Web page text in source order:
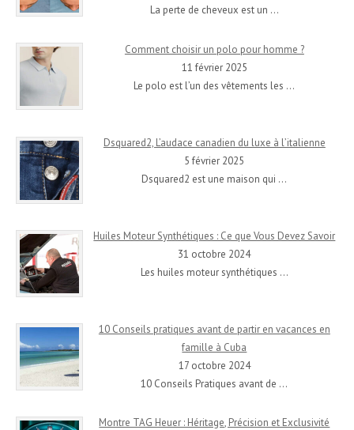
La perte de cheveux est un …
Comment choisir un polo pour homme ?
11 février 2025
Le polo est l’un des vêtements les …
Dsquared2, L’audace canadien du luxe à l’italienne
5 février 2025
Dsquared2 est une maison qui …
Huiles Moteur Synthétiques : Ce que Vous Devez Savoir
31 octobre 2024
Les huiles moteur synthétiques …
10 Conseils pratiques avant de partir en vacances en
famille à Cuba
17 octobre 2024
10 Conseils Pratiques avant de …
Montre TAG Heuer : Héritage, Précision et Exclusivité